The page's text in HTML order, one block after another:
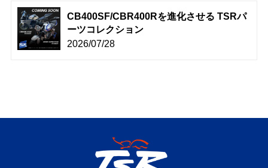
CB400SF/CBR400Rを進化させる TSRパ
ーツコレクション
2026/07/28